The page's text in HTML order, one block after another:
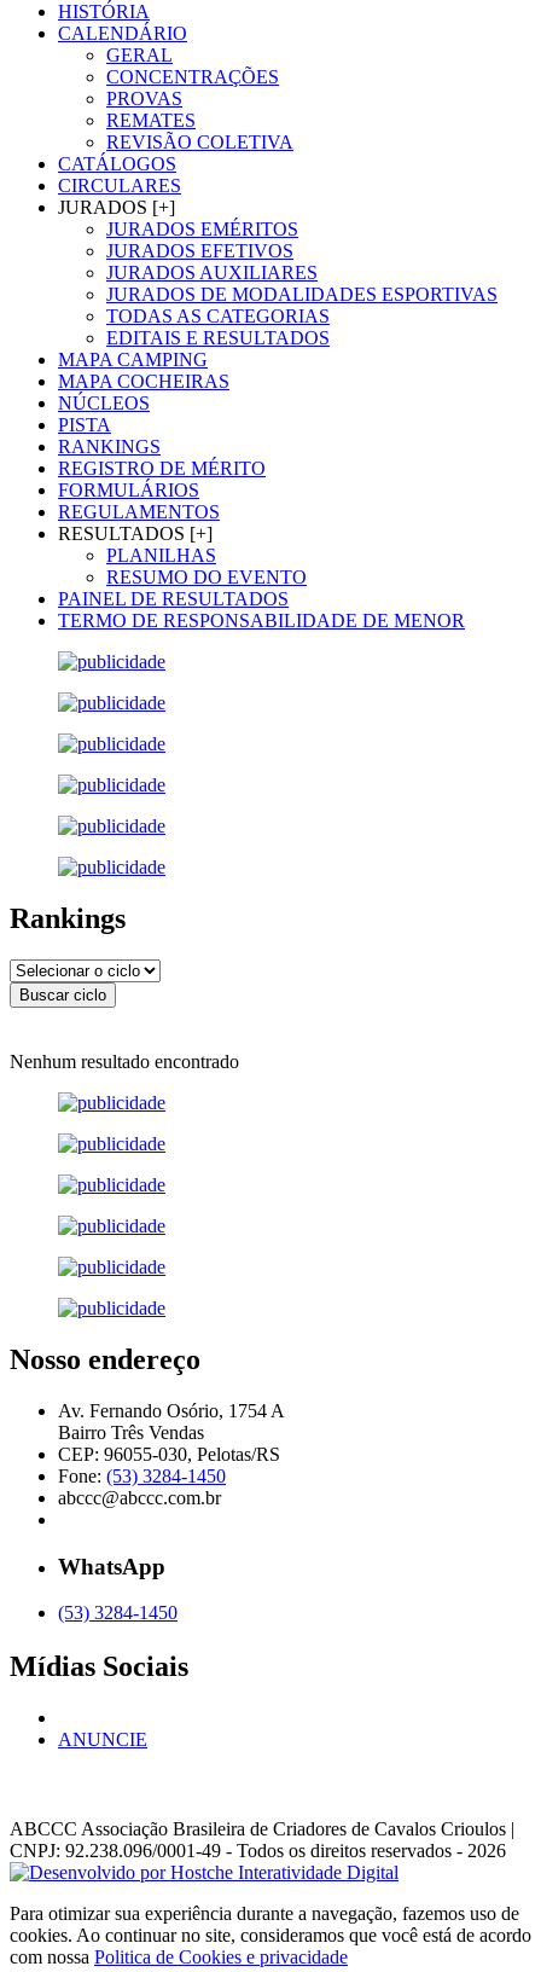
HISTÓRIA
CALENDÁRIO
GERAL
CONCENTRAÇÕES
PROVAS
REMATES
REVISÃO COLETIVA
CATÁLOGOS
CIRCULARES
JURADOS [+]
JURADOS EMÉRITOS
JURADOS EFETIVOS
JURADOS AUXILIARES
JURADOS DE MODALIDADES ESPORTIVAS
TODAS AS CATEGORIAS
EDITAIS E RESULTADOS
MAPA CAMPING
MAPA COCHEIRAS
NÚCLEOS
PISTA
RANKINGS
REGISTRO DE MÉRITO
FORMULÁRIOS
REGULAMENTOS
RESULTADOS [+]
PLANILHAS
RESUMO DO EVENTO
PAINEL DE RESULTADOS
TERMO DE RESPONSABILIDADE DE MENOR
Rankings
Nenhum resultado encontrado
Nosso endereço
Av. Fernando Osório, 1754 A
Bairro Três Vendas
CEP: 96055-030, Pelotas/RS
Fone: (53) 3284-1450
abccc@abccc.com.br
WhatsApp
(53) 3284-1450
Mídias Sociais
ANUNCIE
ABCCC Associação Brasileira de Criadores de Cavalos Crioulos |
CNPJ: 92.238.096/0001-49 - Todos os direitos reservados - 2026
Para otimizar sua experiência durante a navegação, fazemos uso de
cookies. Ao continuar no site, consideramos que você está de acordo
com nossa Politica de Cookies e privacidade